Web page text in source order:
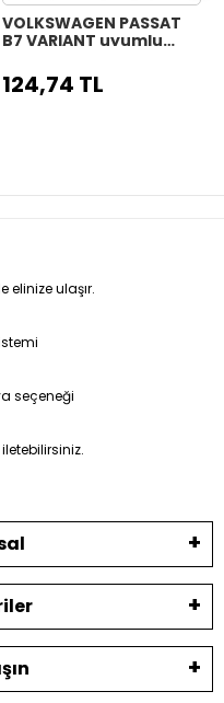
VOLKSWAGEN PASSAT
B7 VARIANT uyumlu
direksiyon kılıfı siyah
dikiş
124,74 TL
elinize ulaşır.
seçeneği